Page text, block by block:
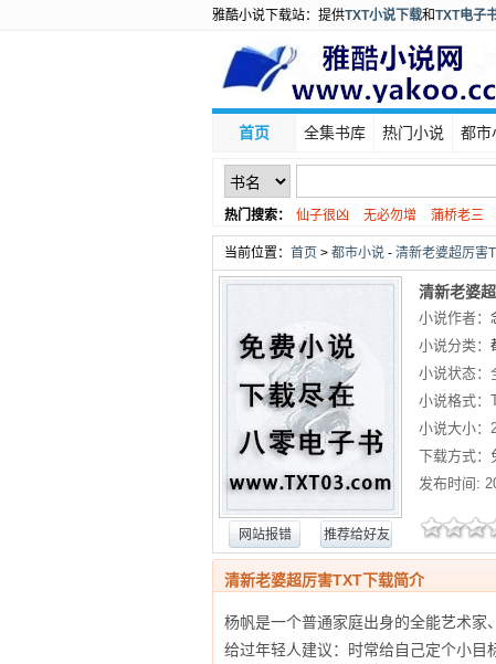
雅酷小说下载站：提供TXT小说下载和TXT电子
首页 全集书库 热门小说 都市
热门搜索： 仙子很凶 无必勿增 蒲桥老三
老羊爱吃鱼
当前位置： 首页 > 都市小说 - 清新老婆超厉害
网站报错 推荐给好友
清新老婆
小说作者：
小说分类：
小说状态：
小说格式：
小说大小：
下载方式：
发布时间:
清新老婆超厉害TXT下载简介
杨帆是一个普通家庭出身的全能艺术家
给过年轻人建议：时常给自己定个小